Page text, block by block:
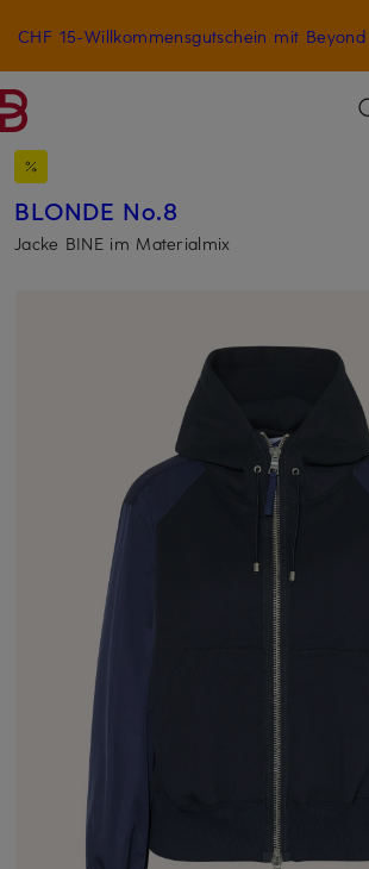
ZUM HAUPTINHALT ÜBERSPRINGEN ZUM
CHF 15-Willkommensgutschein mit
BLONDE No.8
Jacke BINE im Materialmix